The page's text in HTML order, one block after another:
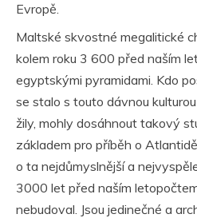
Evropě.
Maltské skvostné megalitické
kolem roku 3 600 před naším
egyptskými pyramidami. Kdo
se stalo s touto dávnou
žily, mohly dosáhnout takový
základem pro příběh o
o ta nejdůmyslnější a
3000 let před naším
nebudoval. Jsou jedinečné a